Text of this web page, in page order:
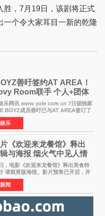
胜，7月19日，该剧将正式
一个令大家耳目一新的乾隆
善旴签约AT AREA！
Room联手 个人+团体
网讯 www yule com cn 7日据独家
BOYZ成员善旴已与AT AREA签订了
AT AREA是由知名制作人组合
创立的hip-hop厂牌，旗下拥有多
乐人，在韩
乐
《欢迎来龙餐馆》释出
与海报 烟火气中见人情
电影《欢迎来龙餐馆》释出美食特
请就胃版海报。影片预售已开启，并
至10日14:00-21:00举行全国超前点
欢迎来龙餐馆》作为战争美食喜剧大
中国
闻